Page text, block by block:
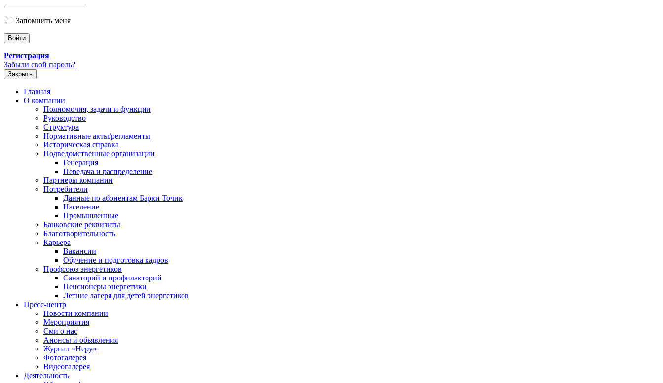
Запомнить меня
Регистрация
Забыли свой пароль?
Закрыть
Главная
О компании
Полномочия, задачи и функции
Руководство
Структура
Нормативные акты/регламенты
Историческая справка
Подведомственные организации
Генерация
Передача и распределение
Партнеры компании
Потребители
Данные по абонентам Барки Точик
Население
Промышленные
Банковские реквизиты
Благотворительность
Карьера
Вакансии
Обучение и подготовка кадров
Профсоюз энергетиков
Санаторий и профилакторий
Пенсионеры энергетики
Летние лагеря для детей энергетиков
Пресс-центр
Новости компании
Мероприятия
Сми о нас
Анонсы и обьявления
Журнал «Неру»
Фотогалерея
Видеогалерея
Деятельность